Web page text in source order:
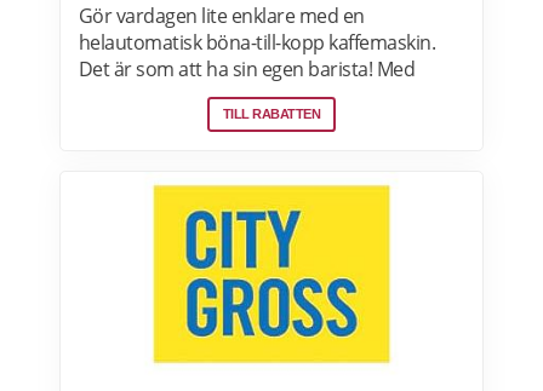
Gör vardagen lite enklare med en
helautomatisk böna-till-kopp kaffemaskin.
Det är som att ha sin egen barista! Med
kaffemaskiner har du möjlighet att finjustera
styrka, temperatur, arominställning
TILL RABATTEN